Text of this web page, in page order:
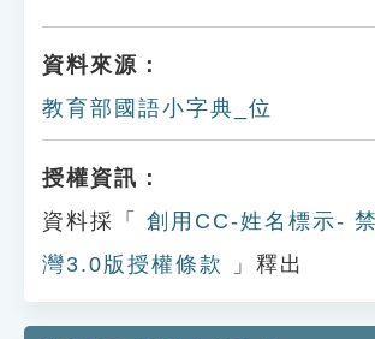
資料來源：
教育部國語小字典_位
授權資訊：
資料採「
創用CC-姓名標示-
灣3.0版授權條款
」釋出